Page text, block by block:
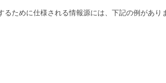
ために仕様される情報源には、下記の例があ